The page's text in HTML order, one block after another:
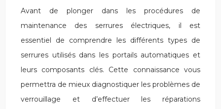
Avant de plonger dans les procédures de
maintenance des serrures électriques, il est
essentiel de comprendre les différents types de
serrures utilisés dans les portails automatiques et
leurs composants clés. Cette connaissance vous
permettra de mieux diagnostiquer les problèmes de
verrouillage et d’effectuer les réparations